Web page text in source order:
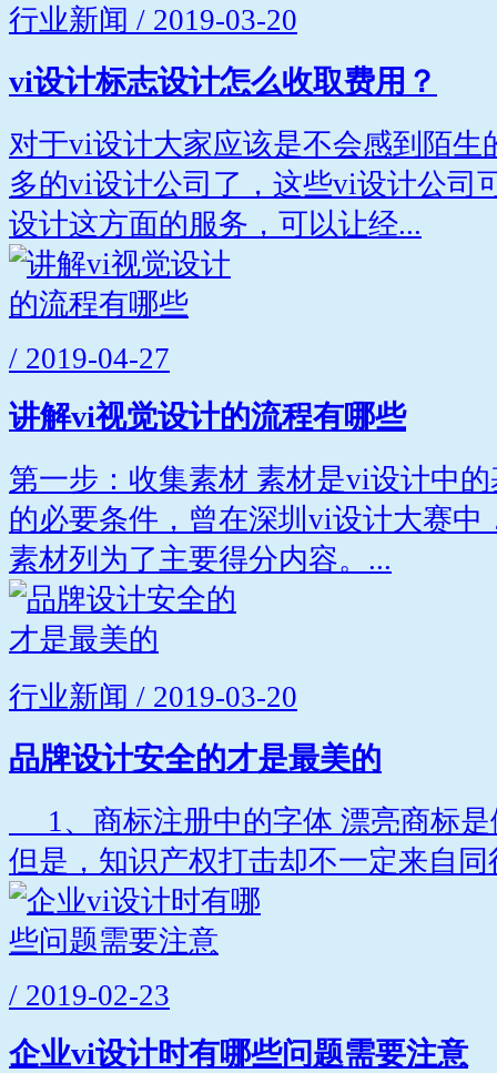
行业新闻 / 2019-03-20
vi设计标志设计怎么收取费用？
对于vi设计大家应该是不会感到陌生
多的vi设计公司了，这些vi设计公司
设计这方面的服务，可以让经...
/ 2019-04-27
讲解vi视觉设计的流程有哪些
第一步：收集素材 素材是vi设计中
的必要条件，曾在深圳vi设计大赛
素材列为了主要得分内容。...
行业新闻 / 2019-03-20
品牌设计安全的才是最美的
1、商标注册中的字体 漂亮商标是
但是，知识产权打击却不一定来自
/ 2019-02-23
企业vi设计时有哪些问题需要注意